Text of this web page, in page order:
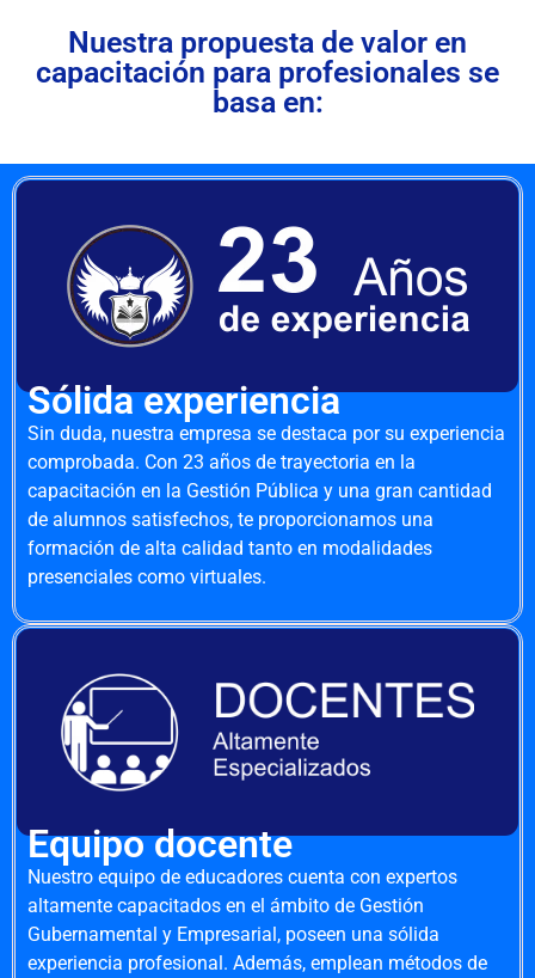
Nuestra propuesta de valor en
capacitación para profesionales se
basa en:
Sólida experiencia
Sin duda, nuestra empresa se destaca por su experiencia
comprobada. Con 23 años de trayectoria en la
capacitación en la Gestión Pública y una gran cantidad
de alumnos satisfechos, te proporcionamos una
formación de alta calidad tanto en modalidades
presenciales como virtuales.
Equipo docente
Nuestro equipo de educadores cuenta con expertos
altamente capacitados en el ámbito de Gestión
Gubernamental y Empresarial, poseen una sólida
experiencia profesional. Además, emplean métodos de